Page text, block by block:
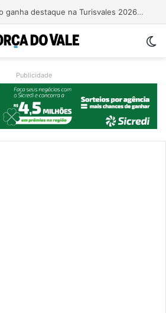
Turismo de Relvado ganha destaque na Turisvales 2026 com apresentação do Caminho da Fé e Devoção
Publicidade